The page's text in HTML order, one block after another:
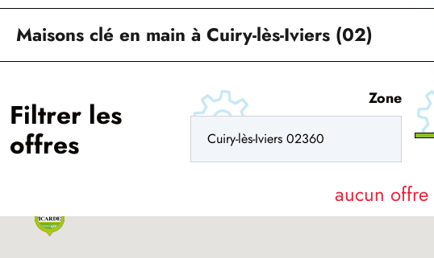
Maisons clé en main à Cuiry-lès-Iviers (02)
Filtrer les
offres
Zone
aucun offre